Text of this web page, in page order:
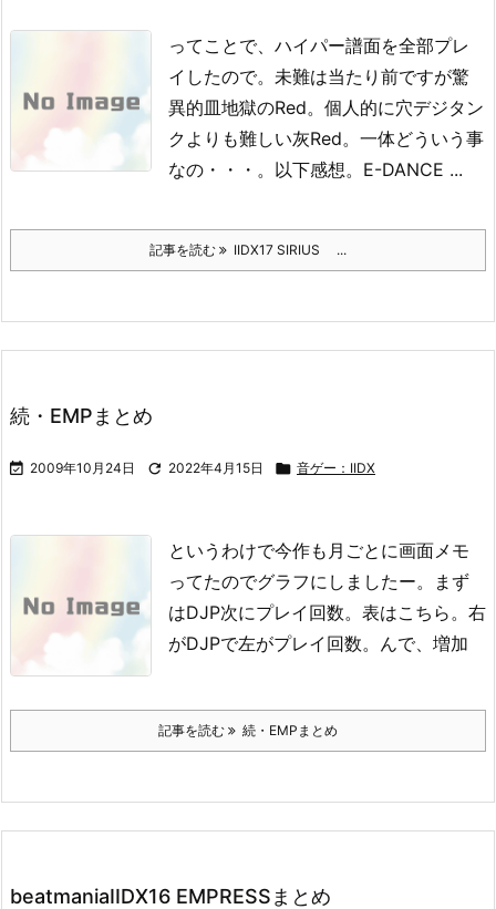
ってことで、ハイパー譜面を全部プレ
イしたので。 未難は当たり前ですが驚
異的皿地獄のRed。 個人的に穴デジタン
クよりも難しい灰Red。 一体どういう事
なの・・・。 以下感想。 E-DANCE ...
記事を読む IIDX17 SIRIUS ...
続・EMPまとめ
 2009年10月24日  2022年4月15日  音ゲー：IIDX
というわけで今作も月ごとに画面メモ
ってたのでグラフにしましたー。
まず
はDJP次にプレイ回数。 表はこちら。 右
がDJPで左がプレイ回数。 んで、増加
記事を読む 続・EMPまとめ
beatmaniaIIDX16 EMPRESSまとめ